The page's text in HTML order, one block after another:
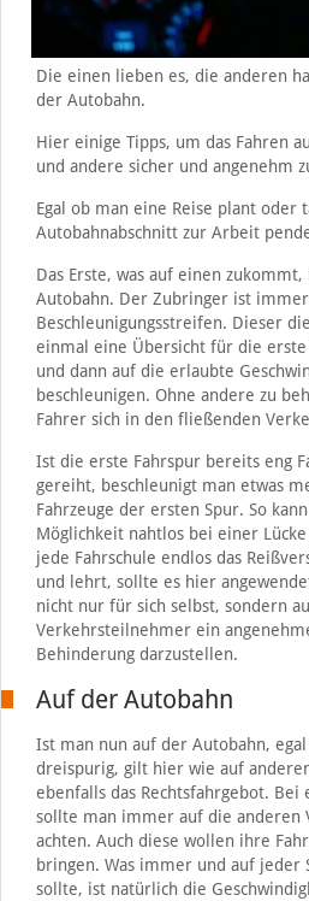
Die einen lieben es, die anderen
der Autobahn.
Hier einige Tipps, um das Fahren
und andere sicher und angenehm
Egal ob man eine Reise plant oder
Autobahnabschnitt zur Arbeit
Das Erste, was auf einen
Autobahn. Der Zubringer ist
Beschleunigungsstreifen. Dieser
einmal eine Übersicht für die erste
und dann auf die erlaubte
beschleunigen. Ohne andere zu
Fahrer sich in den fließenden
Ist die erste Fahrspur bereits eng
gereiht, beschleunigt man etwas
Fahrzeuge der ersten Spur. So
Möglichkeit nahtlos bei einer
jede Fahrschule endlos das
und lehrt, sollte es hier
nicht nur für sich selbst, sondern
Verkehrsteilnehmer ein
Behinderung darzustellen.
Auf der Autobahn
Ist man nun auf der Autobahn,
dreispurig, gilt hier wie auf
ebenfalls das Rechtsfahrgebot. Bei
sollte man immer auf die anderen
achten. Auch diese wollen ihre
bringen. Was immer und auf jeder
sollte, ist natürlich die